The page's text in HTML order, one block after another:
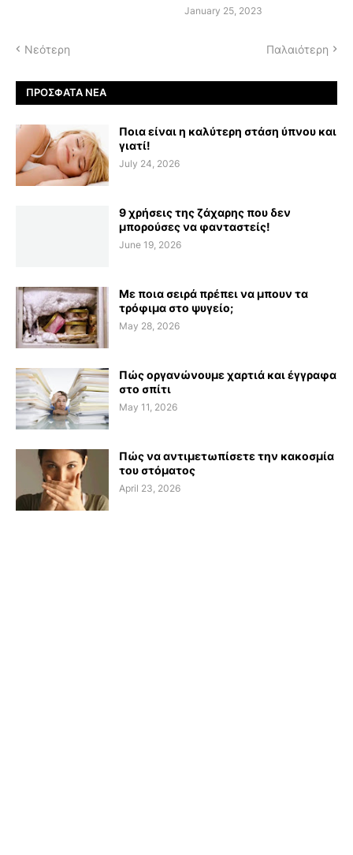
January 25, 2023
Νεότερη Παλαιότερη
ΠΡΌΣΦΑΤΑ ΝΈΑ
Ποια είναι η καλύτερη στάση ύπνου και
γιατί!
July 24, 2026
9 χρήσεις της ζάχαρης που δεν
μπορούσες να φανταστείς!
June 19, 2026
Με ποια σειρά πρέπει να μπουν τα
τρόφιμα στο ψυγείο;
May 28, 2026
Πώς οργανώνουμε χαρτιά και έγγραφα
στο σπίτι
May 11, 2026
Πώς να αντιμετωπίσετε την κακοσμία
του στόματος
April 23, 2026